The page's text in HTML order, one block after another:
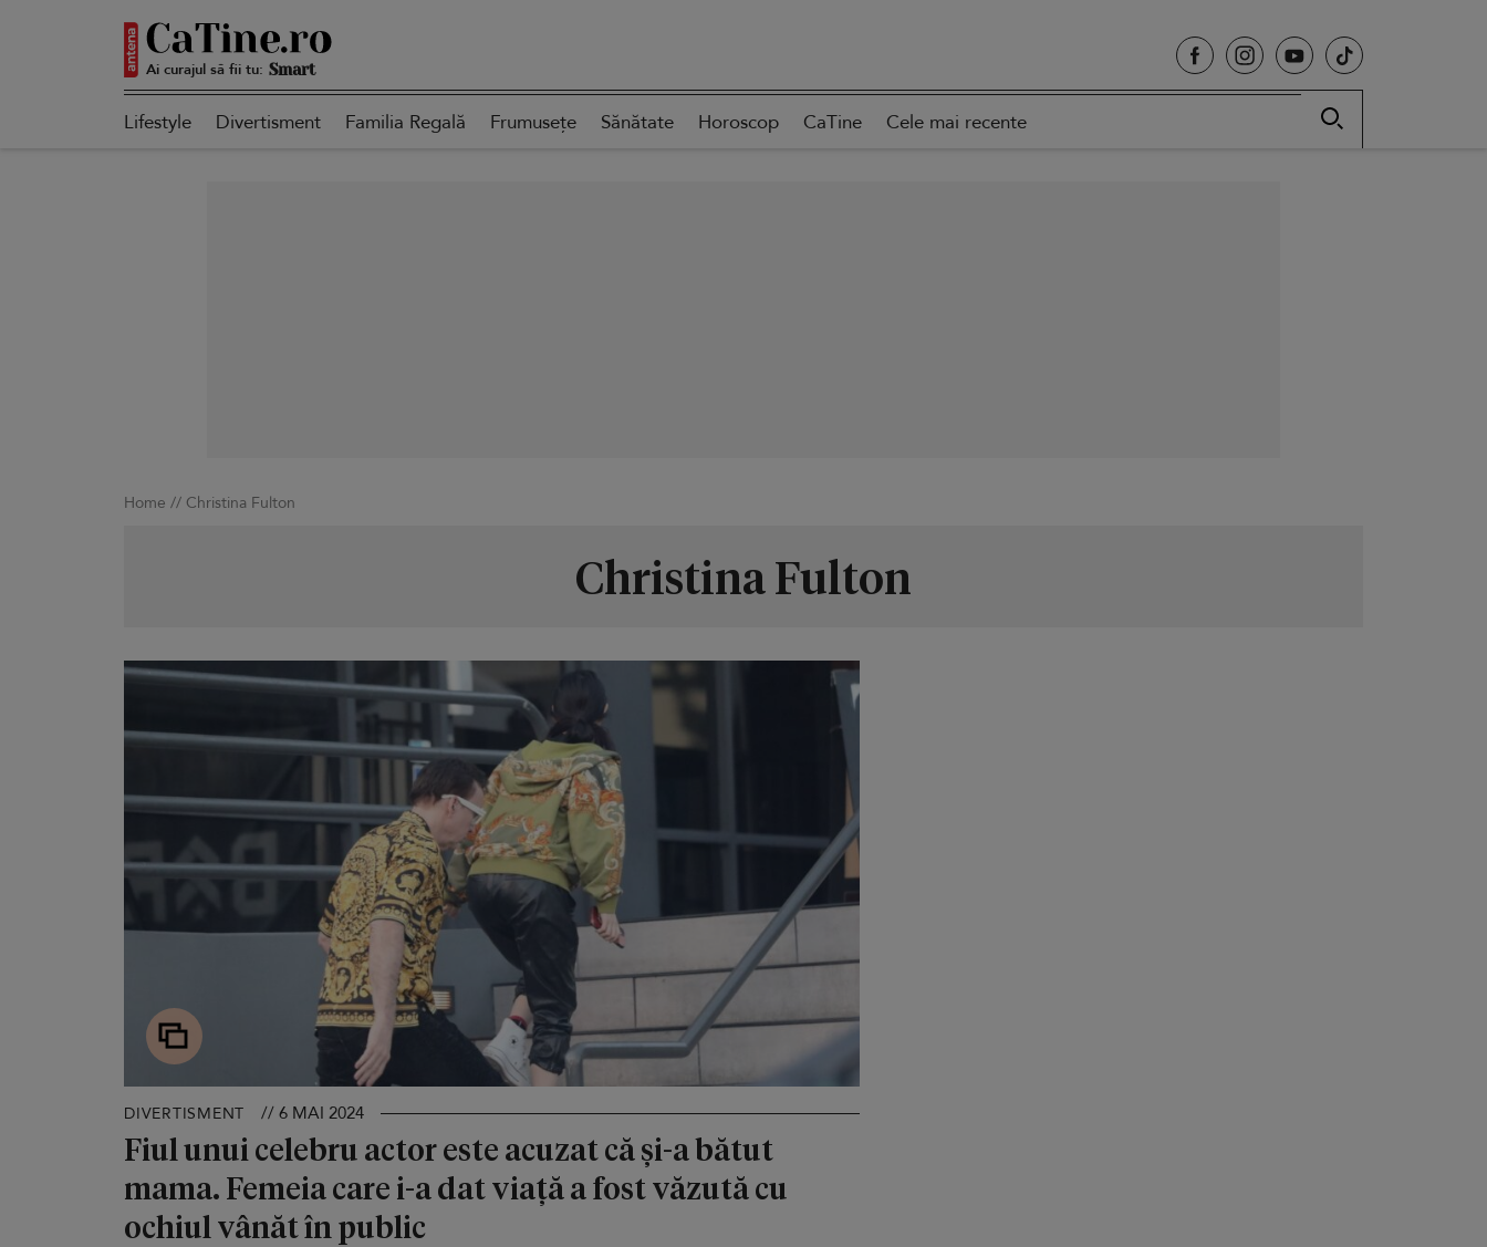
Ai curajul să fii tu: Smart
Lifestyle Divertisment Familia Regală Frumusețe Sănătate Horoscop CaTine Cele mai recente
Home // Christina Fulton
Christina Fulton
DIVERTISMENT // 6 MAI 2024
Fiul unui celebru actor este acuzat că și-a bătut
mama. Femeia care i-a dat viață a fost văzută cu
ochiul vânăt în public